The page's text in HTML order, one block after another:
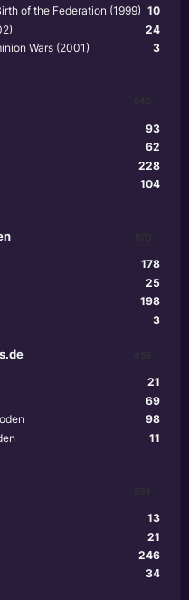
10
of the Federation (1999)
24
3
Wars (2001)
93
62
228
104
178
25
198
3
21
69
98
11
13
21
246
34